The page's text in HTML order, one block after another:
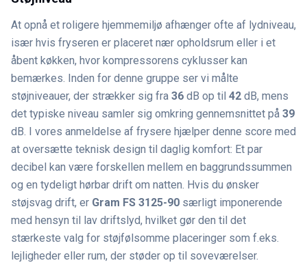
At opnå et roligere hjemmemiljø afhænger ofte af lydniveau,
især hvis fryseren er placeret nær opholdsrum eller i et
åbent køkken, hvor kompressorens cyklusser kan
bemærkes. Inden for denne gruppe ser vi målte
støjniveauer, der strækker sig fra 36 dB op til 42 dB, mens
det typiske niveau samler sig omkring gennemsnittet på 39
dB. I vores anmeldelse af frysere hjælper denne score med
at oversætte teknisk design til daglig komfort: Et par
decibel kan være forskellen mellem en baggrundssummen
og en tydeligt hørbar drift om natten. Hvis du ønsker
støjsvag drift, er Gram FS 3125-90 særligt imponerende
med hensyn til lav driftslyd, hvilket gør den til det
stærkeste valg for støjfølsomme placeringer som f.eks.
lejligheder eller rum, der støder op til soveværelser.